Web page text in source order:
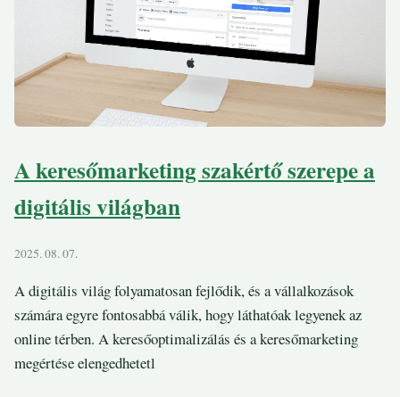
A keresőmarketing szakértő szerepe a
digitális világban
2025. 08. 07.
A digitális világ folyamatosan fejlődik, és a vállalkozások
számára egyre fontosabbá válik, hogy láthatóak legyenek az
online térben. A keresőoptimalizálás és a keresőmarketing
megértése elengedhetetl